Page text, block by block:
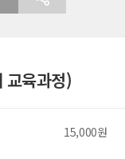
육과정)
15,000원